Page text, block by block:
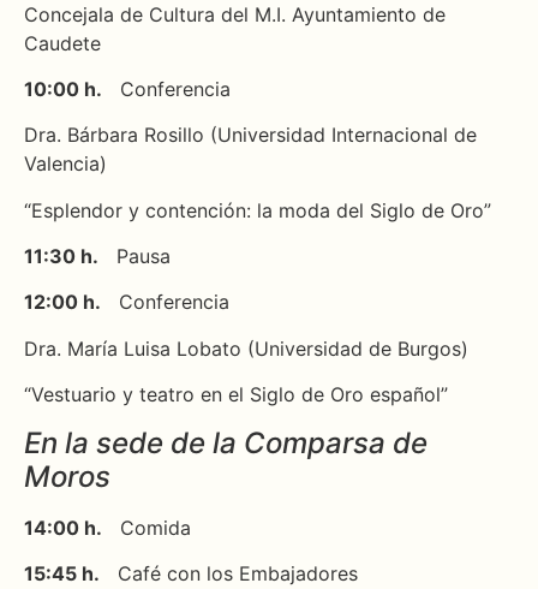
Concejala de Cultura del M.I. Ayuntamiento de
Caudete
10:00 h. Conferencia
Dra. Bárbara Rosillo (Universidad Internacional de
Valencia)
“Esplendor y contención: la moda del Siglo de Oro”
11:30 h. Pausa
12:00 h. Conferencia
Dra. María Luisa Lobato (Universidad de Burgos)
“Vestuario y teatro en el Siglo de Oro español”
En la sede de la Comparsa de
Moros
14:00 h. Comida
15:45 h. Café con los Embajadores